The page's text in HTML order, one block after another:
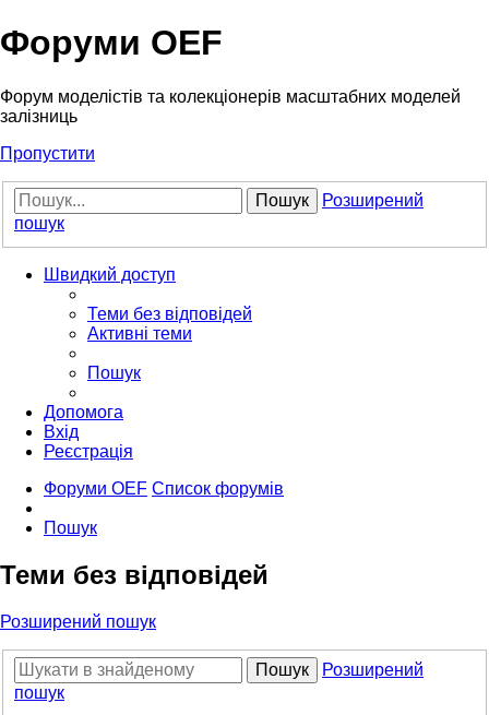
Форуми OEF
Форум моделістів та колекціонерів масштабних моделей
залізниць
Пропустити
Пошук
Розширений
пошук
Швидкий доступ
Теми без відповідей
Активні теми
Пошук
Допомога
Вхід
Реєстрація
Форуми OEF Список форумів
Пошук
Теми без відповідей
Розширений пошук
Пошук
Розширений
пошук